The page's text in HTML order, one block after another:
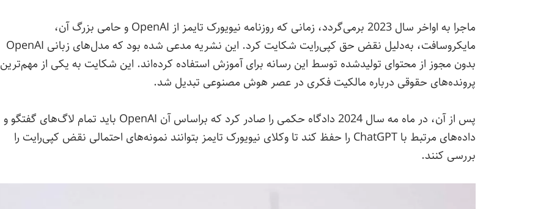
ماجرا به اواخر سال 2023 برمی‌گردد، زمانی که روزنامه نیویورک تایمز از OpenAI و حامی بزرگ آن،
مایکروسافت، به‌دلیل نقض حق کپی‌رایت شکایت کرد. این نشریه مدعی شده بود که مدل‌های زبانی OpenAI
بدون مجوز از محتوای تولیدشده توسط این رسانه برای آموزش استفاده کرده‌اند. این شکایت به یکی از مهم‌ترین
پرونده‌های حقوقی درباره مالکیت فکری در عصر هوش مصنوعی تبدیل شد.
پس از آن، در ماه مه سال 2024 دادگاه حکمی را صادر کرد که براساس آن OpenAI باید تمام لاگ‌های گفتگو و
داده‌های مرتبط با ChatGPT را حفظ کند تا وکلای نیویورک تایمز بتوانند نمونه‌های احتمالی نقض کپی‌رایت را
بررسی کنند.